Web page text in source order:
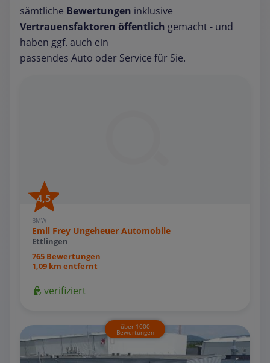
sämtliche Bewertungen inklusive
Vertrauensfaktoren öffentlich gemacht - und
haben ggf. auch ein
passendes Auto oder Service für Sie.
4,5
BMW
Emil Frey Ungeheuer Automobile
Ettlingen
765 Bewertungen
1,09 km entfernt
verifiziert
über 1000
Bewertungen